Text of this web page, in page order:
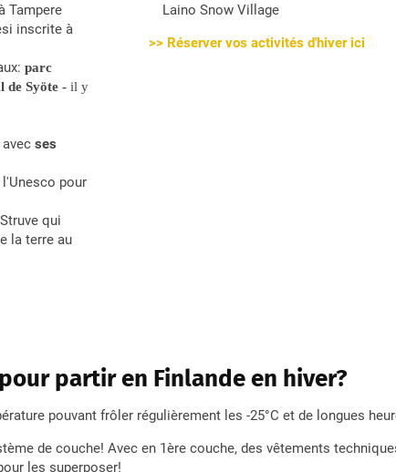
Tampere
inscrite à
parc
de Syöte - il y
ses
pour
qui
la terre au
Laino Snow Village
>> Réserver vos activités d'hiver ici
partir en Finlande en hiver?
pouvant frôler régulièrement les -25°C et de longues
de couche! Avec en 1ère couche, des vêtements
les superposer!